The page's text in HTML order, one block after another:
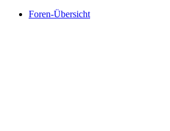
Foren-Übersicht